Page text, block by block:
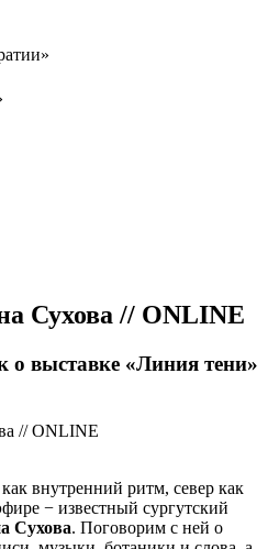
Сухова // ONLINE
о выставке «Линия тени»
внутренний ритм, север как
− известный сургутский
Сухова. Поговорим с ней о